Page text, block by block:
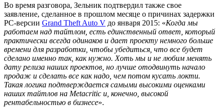
Во время разговора, Зельник подтвердил также свое
заявление, сделанное в прошлом месяце о причинах задержки
PC-версии Grand Theft Auto V до января 2015: «Когда мы
работаем над тайтлом, есть единственный ответ, который
практически всегда одинаков и дает проекту немного больше
времени для разработки, чтобы убедиться, что все будет
сделано именно так, как нужно. Хоть мы и не любим менять
дату релиза наших проектов, но лучше отодвинуть начало
продаж и сделать все как надо, чем потом кусать локти.
Такая логика подтверждается самыми высокими оценками
наших тайтлов на Metacritic и, конечно, высокой
рентабельностью в бизнесе».